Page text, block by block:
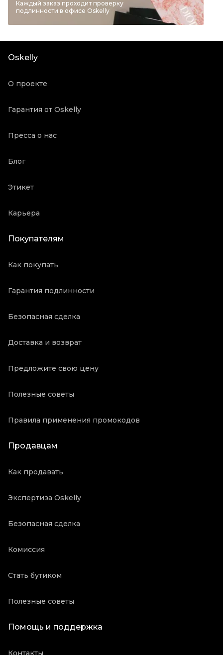
Бренд
ESCADA
Цвет
Серый
Состояние товара
Каждый заказ проходит проверку
подлинности в офисе Oskelly
Oskelly
О проекте
Гарантия от Oskelly
Пресса о нас
Блог
Этикет
Карьера
Покупателям
Как покупать
Гарантия подлинности
Безопасная сделка
Доставка и возврат
Предложите свою цену
Полезные советы
Правила применения промокодов
Продавцам
Как продавать
Экспертиза Oskelly
Безопасная сделка
Комиссия
Стать бутиком
Полезные советы
Помощь и поддержка
Контакты